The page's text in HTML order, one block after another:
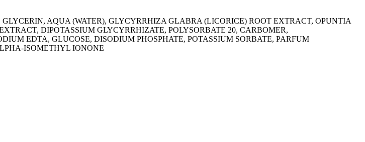
AQUA (WATER), GLYCYRRHIZA GLABRA (LICORICE) ROOT EXTRACT, OPUNTIA
DIPOTASSIUM GLYCYRRHIZATE, POLYSORBATE 20, CARBOMER,
EDTA, GLUCOSE, DISODIUM PHOSPHATE, POTASSIUM SORBATE, PARFUM
ISOMETHYL IONONE